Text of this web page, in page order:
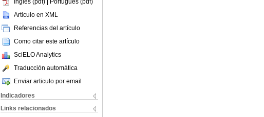
Articulo en XML
Referencias del artículo
Como citar este artículo
SciELO Analytics
Traducción automática
Enviar articulo por email
Indicadores
Links relacionados